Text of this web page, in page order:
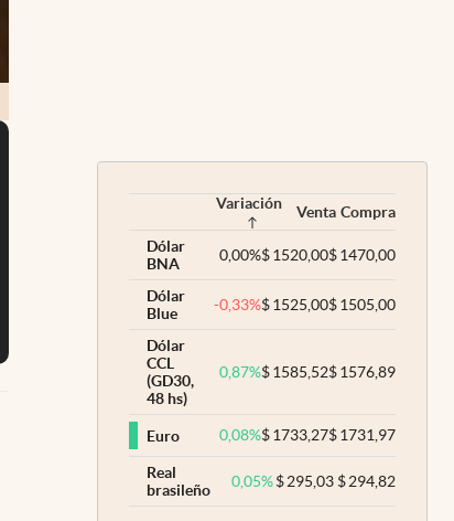
Variación Venta Compra
Dólar
BNA
0,00%$1520,00$1470,00
Dólar
Blue
-0,33%$1525,00$1505,00
Dólar
CCL
(GD30,
48 hs)
0,87%$1585,52$1576,89
Euro 0,08%$1733,27$1731,97
Real
brasileño
0,05% $295,03 $294,82